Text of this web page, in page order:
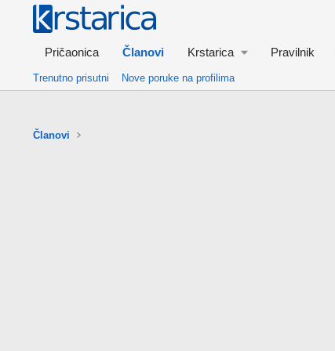
Pričaonica Članovi Krstarica Pravilnik
Trenutno prisutni Nove poruke na profilima
Članovi